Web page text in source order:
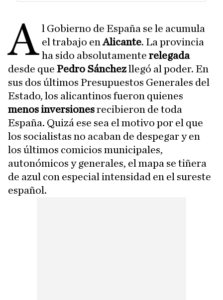
A l Gobierno de España se le acumula
el trabajo enAlicante. La provincia
ha sido absolutamenterelegada
desde que Pedro Sánchezllegó al poder. En
sus dos últimos Presupuestos Generales del
Estado, los alicantinos fueron quienes
menos inversionesrecibieron de toda
España. Quizá ese sea el motivo por el que
los socialistas no acaban de despegar y en
los últimos comicios municipales,
autonómicos y generales, el mapa se tiñera
de azul con especial intensidad en el sureste
español.